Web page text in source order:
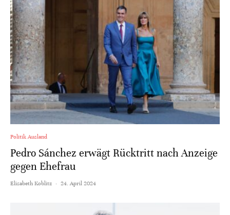
Politik Ausland
Pedro Sánchez erwägt Rücktritt nach Anzeige
gegen Ehefrau
Elisabeth Koblitz · 24. April 2024